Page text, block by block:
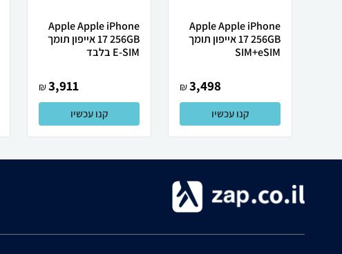
Apple Apple iPhone
17 256GB אייפון תומך
SIM+eSIM
3,498
₪
קנו עכשיו
Apple Apple iPhone
17 256GB אייפון תומך
E-SIM בלבד
3,911
₪
קנו עכשיו